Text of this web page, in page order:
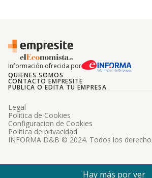
Información ofrecida por
QUIENES SOMOS
CONTACTO EMPRESITE
PUBLICA O EDITA TU EMPRESA
INFORMA D&B © 2024. Todos los
Legal
Politica de Cookies
Configuracion de Cookies
Politica de privacidad
Hay más por ver